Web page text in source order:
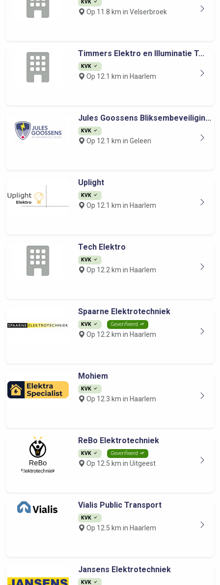
KVK
Op 11.8 km in Velserbroek
Timmers Elektro en Illuminatie T...
KVK
Op 12.1 km in Haarlem
Jules Goossens Bliksembeveiligin...
KVK
Op 12.1 km in Geleen
Uplight
KVK
Op 12.1 km in Haarlem
Tech Elektro
KVK
Op 12.2 km in Haarlem
Spaarne Elektrotechniek
KVK Geverifieerd
Op 12.2 km in Haarlem
Mohiem
KVK
Op 12.3 km in Haarlem
ReBo Elektrotechniek
KVK Geverifieerd
Op 12.5 km in Uitgeest
Vialis Public Transport
KVK
Op 12.5 km in Haarlem
Jansens Elektrotechniek
KVK